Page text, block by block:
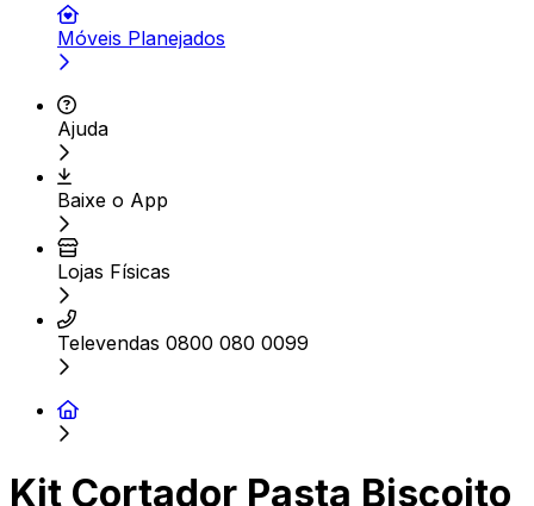
Móveis Planejados
Ajuda
Baixe o App
Lojas Físicas
Televendas 0800 080 0099
Kit Cortador Pasta Biscoito